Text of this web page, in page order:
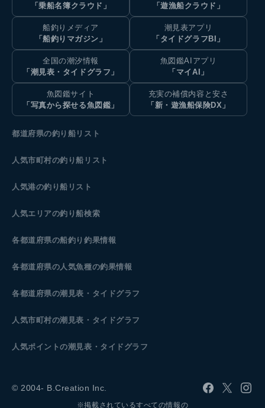
「乗船名簿クラウド」
「遊漁船クラウド」
船釣りメディア
「船釣りマガジン」
潮見表アプリ
「タイドグラフBI」
全国の潮汐情報
「潮見表・タイドグラフ」
魚図鑑AIアプリ
「マイAI」
魚図鑑サイト
「写真から探せる魚図鑑」
充実の補償内容と安さ
「新・遊漁船保険DX」
都道府県の釣り船リスト
人気市町村の釣り船リスト
人気港の釣り船リスト
人気エリアの釣り船検索
各都道府県の船釣り釣果情報
各都道府県の人気魚種の釣果情報
各都道府県の潮見表 ・タイドグラフ
人気市町村の潮見表・タイドグラフ
人気ポイントの潮見表・タイドグラフ
© 2004- B.Creation Inc.
※掲載されているすべての情報の